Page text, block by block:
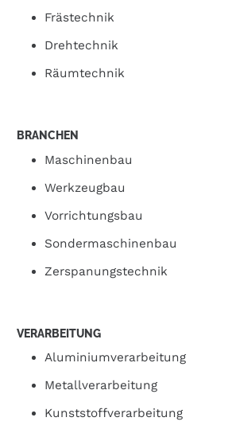
Frästechnik
Drehtechnik
Räumtechnik
BRANCHEN
Maschinenbau
Werkzeugbau
Vorrichtungsbau
Sondermaschinenbau
Zerspanungstechnik
VERARBEITUNG
Aluminiumverarbeitung
Metallverarbeitung
Kunststoffverarbeitung